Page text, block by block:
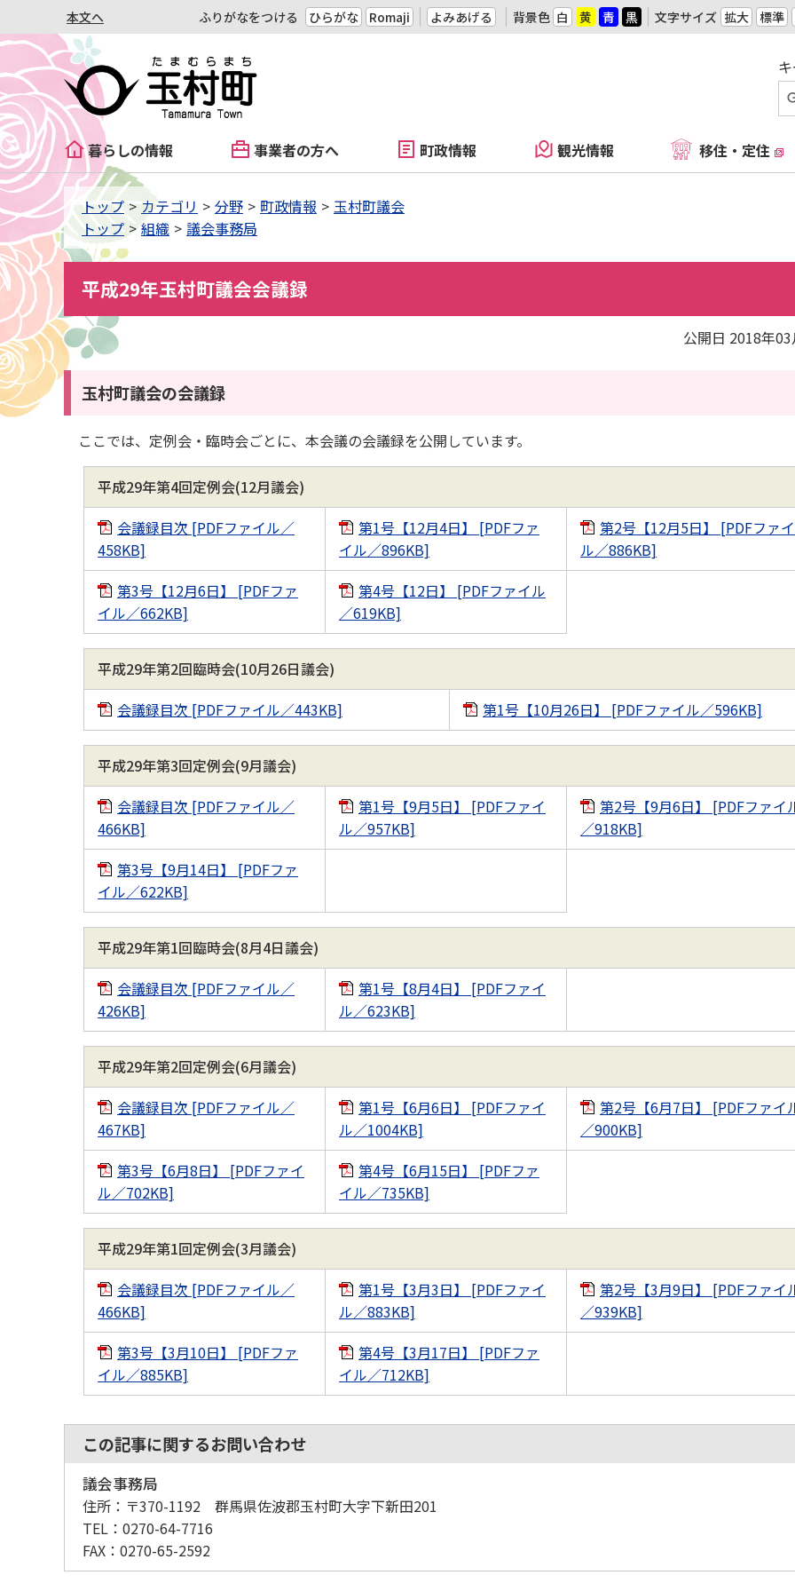
本文へ ふりがなをつける ひらがな Romaji よみあげる 背景色 白 黄 青 黒 文字サイズ 拡大 標準
暮らしの情報 事業者の方へ 町政情報 観光情報 移住・定住
トップ カテゴリ 分野 町政情報
玉村町議会
トップ
組織 議会事務局
平成29年玉村町議会会議録
公開日 2018年
玉村町議会の会議録
ここでは、定例会・臨時会ごとに、本会議の会議録を公開しています。
平成29年第4回定例会(12月議会)
会議録目次 [PDFファイル／
458KB]
第1号【12月4日】 [PDFファ
イル／896KB]
第2号【12月5日】 [PDFファイ
ル／886KB]
第3号【12月6日】 [PDFファ
イル／662KB]
第4号【12日】 [PDFファイル
／619KB]
平成29年第2回臨時会(10月26日議会)
会議録目次 [PDFファイル／443KB]
第1号【10月26日】 [PDFファイル／596KB]
平成29年第3回定例会(9月議会)
会議録目次 [PDFファイル／
466KB]
第1号【9月5日】 [PDFファイ
ル／957KB]
第2号【9月6日】 [PDFファイ
／918KB]
第3号【9月14日】 [PDFファ
イル／622KB]
平成29年第1回臨時会(8月4日議会)
会議録目次 [PDFファイル／
426KB]
第1号【8月4日】 [PDFファイ
ル／623KB]
平成29年第2回定例会(6月議会)
会議録目次 [PDFファイル／
467KB]
第1号【6月6日】 [PDFファイ
ル／1004KB]
第2号【6月7日】 [PDFファイ
／900KB]
第3号【6月8日】 [PDFファイ
ル／702KB]
第4号【6月15日】 [PDFファ
イル／735KB]
平成29年第1回定例会(3月議会)
会議録目次 [PDFファイル／
466KB]
第1号【3月3日】 [PDFファイ
ル／883KB]
第2号【3月9日】 [PDFファイ
／939KB]
第3号【3月10日】 [PDFファ
イル／885KB]
第4号【3月17日】 [PDFファ
イル／712KB]
この記事に関するお問い合わせ
議会事務局
住所： 〒370-1192 群馬県佐波郡玉村町大字下新田201
TEL： 0270-64-7716
FAX： 0270-65-2592